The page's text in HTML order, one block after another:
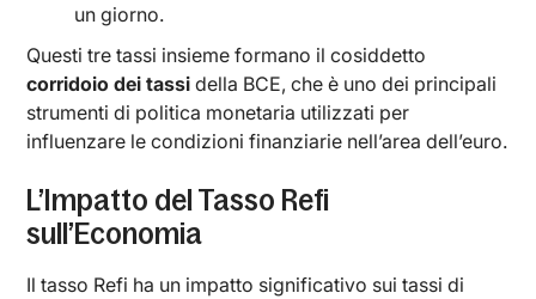
un giorno.
Questi tre tassi insieme formano il cosiddetto
corridoio dei tassi della BCE, che è uno dei principali
strumenti di politica monetaria utilizzati per
influenzare le condizioni finanziarie nell’area dell’euro.
L’Impatto del Tasso Refi
sull’Economia
Il tasso Refi ha un impatto significativo sui tassi di